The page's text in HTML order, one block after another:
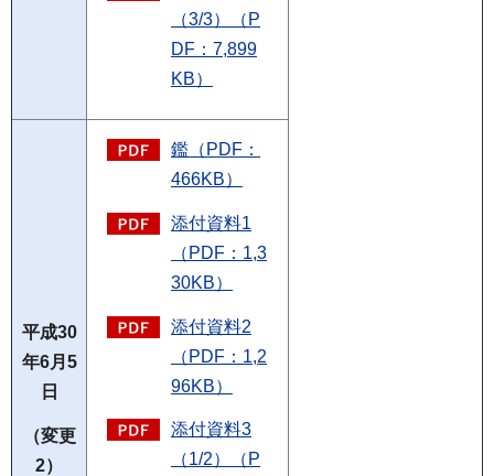
（3/3）（P
DF：7,899
KB）
平成30
年6月5
日
（変更
2）
鑑（PDF：
466KB）
添付資料1
（PDF：1,3
30KB）
添付資料2
（PDF：1,2
96KB）
添付資料3
（1/2）（P